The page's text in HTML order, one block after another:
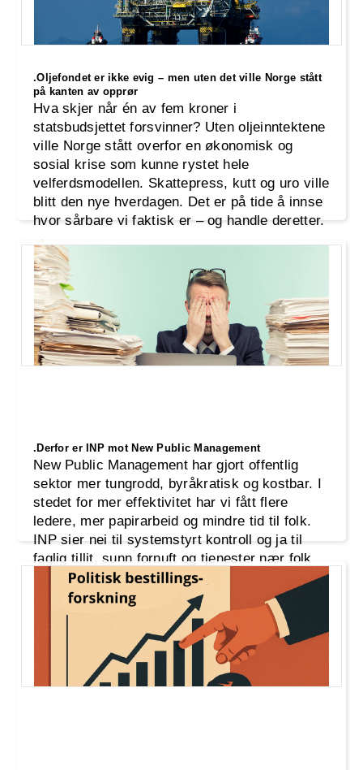
.Oljefondet er ikke evig – men uten det ville Norge stått
på kanten av opprør
Hva skjer når én av fem kroner i
statsbudsjettet forsvinner? Uten oljeinntektene
ville Norge stått overfor en økonomisk og
sosial krise som kunne rystet hele
velferdsmodellen. Skattepress, kutt og uro ville
blitt den nye hverdagen. Det er på tide å innse
hvor sårbare vi faktisk er – og handle deretter.
.Derfor er INP mot New Public Management
New Public Management har gjort offentlig
sektor mer tungrodd, byråkratisk og kostbar. I
stedet for mer effektivitet har vi fått flere
ledere, mer papirarbeid og mindre tid til folk.
INP sier nei til systemstyrt kontroll og ja til
faglig tillit, sunn fornuft og tjenester nær folk